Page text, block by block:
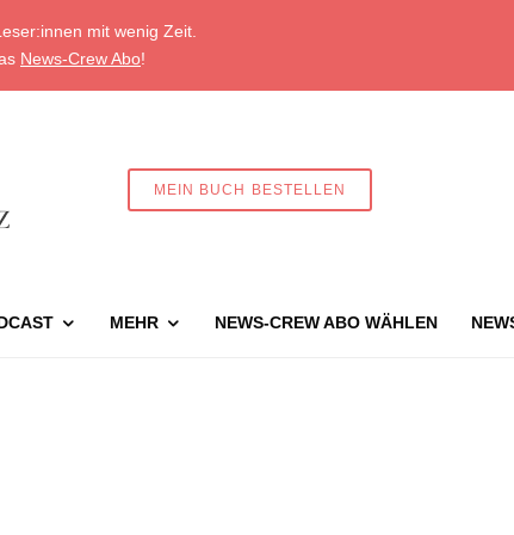
mit wenig Zeit.
News-Crew Abo!
MEIN BUCH BESTELLEN
MEHR NEWS-CREW ABO WÄHLEN